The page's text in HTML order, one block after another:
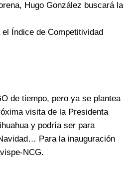
Hugo González buscará la
Índice de Competitividad
de tiempo, pero ya se plantea
visita de la Presidenta
y podría ser para
Para la inauguración
NCG.